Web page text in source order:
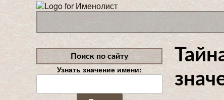
Поиск по сайту
Узнать значение имени:
Найти: